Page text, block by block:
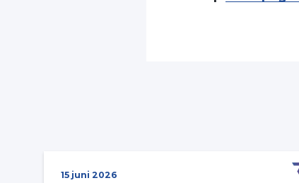
15 juni 2026